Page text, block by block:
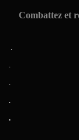
Combattez et
.
.
.
.
.